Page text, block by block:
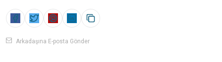
Arkadaşına E-posta Gönder